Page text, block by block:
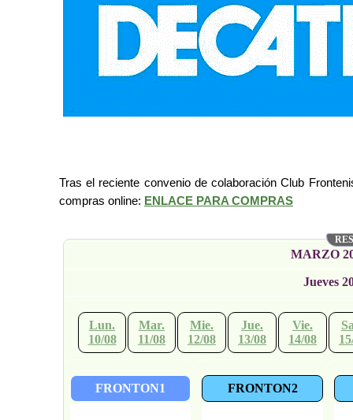
Tras el reciente convenio de colaboración Club
compras online: ENLACE PARA COMPRAS
MARZO
Jueves
Lun.
10/08
Mar.
11/08
Mie.
12/08
Jue.
13/08
Vie.
14/08
FRONTON1
FRONTON2